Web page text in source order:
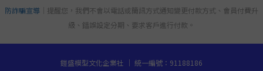
防詐騙宣導 ｜提醒您，我們不會以電話或簡訊方式通知變更付款方式、會員付費升
級、錯誤設定分期、要求客戶進行付款。
鎧盛模型文化企業社 ｜ 統一編號：91188186